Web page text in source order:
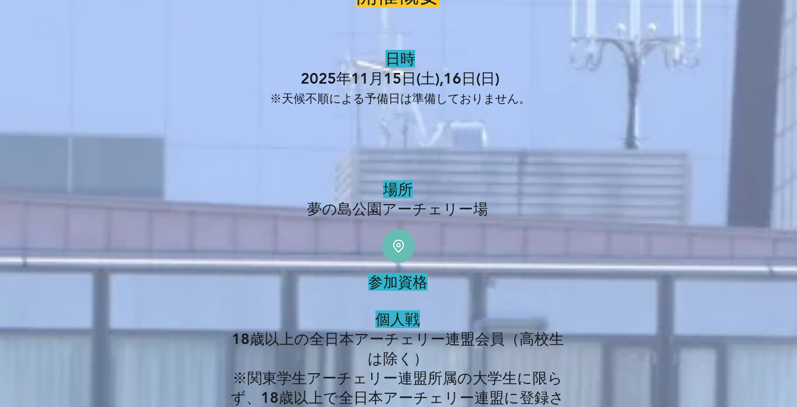
日時
2025年11月15日(土),16日(日)
​※天候不順による予備日は準備しておりません。
場所
夢の島公園アーチェリー場
参加資格
個人戦
18歳以上の全日本アーチェリー連盟会員（高校生
は除く）
​※関東学生アーチェリー連盟所属の大学生に限ら
ず、18歳以上で全日本アーチェリー連盟に登録さ